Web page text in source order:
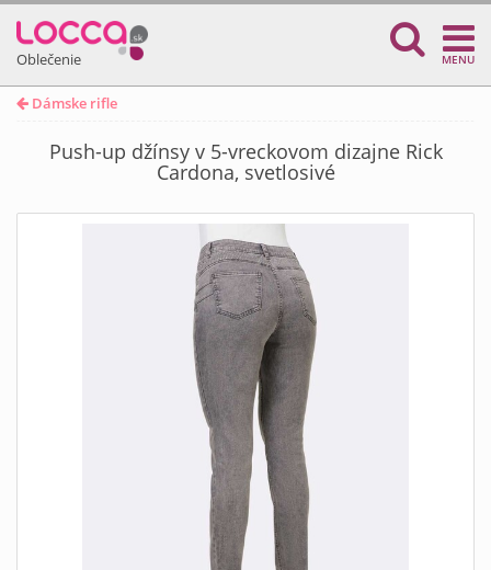
Oblečenie MENU
Dámske rifle
Push-up džínsy v 5-vreckovom dizajne Rick
Cardona, svetlosivé